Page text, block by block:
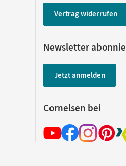
Vertrag widerrufen
Newsletter
Jetzt anmelden
Cornelsen bei